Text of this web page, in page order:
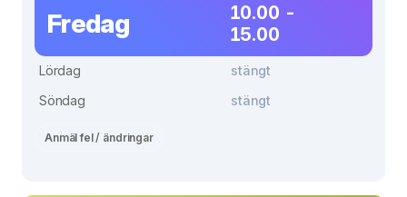
Fredag
10.00 -
15.00
Lördag
stängt
Söndag
stängt
Anmäl fel / ändringar